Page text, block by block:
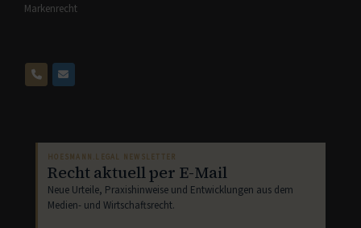
Markenrecht
HOESMANN.LEGAL NEWSLETTER
Recht aktuell per E-Mail
Neue Urteile, Praxishinweise und Entwicklungen aus dem
Medien- und Wirtschaftsrecht.